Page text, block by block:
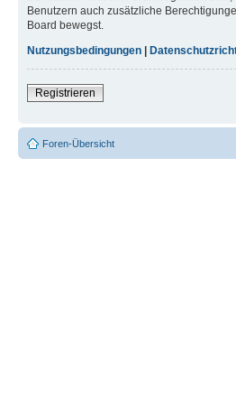
Benutzern auch zusätzliche
Board bewegst.
Nutzungsbedingungen |
Registrieren
Foren-Übersicht